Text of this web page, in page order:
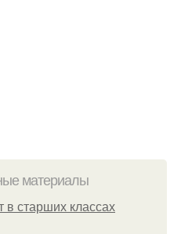
материалы
в старших классах